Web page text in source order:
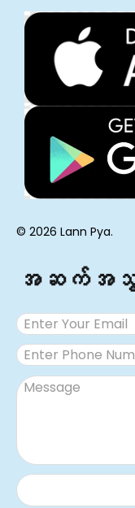
© 2026 Lann Pya.
အဆက်အ